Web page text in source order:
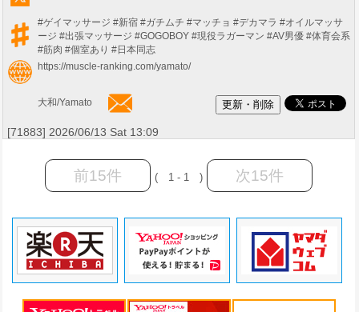
#ゲイマッサージ #新宿 #ガチムチ #マッチョ #デカマラ #オイルマッサ
ージ #出張マッサージ #GOGOBOY #現役ラガーマン #AV男優 #体育会系
#筋肉 #個室あり #日本同志
https://muscle-ranking.com/yamato/
大和/Yamato
[71883] 2026/06/13 Sat 13:09
前15件 ( 1 - 1 ) 次15件